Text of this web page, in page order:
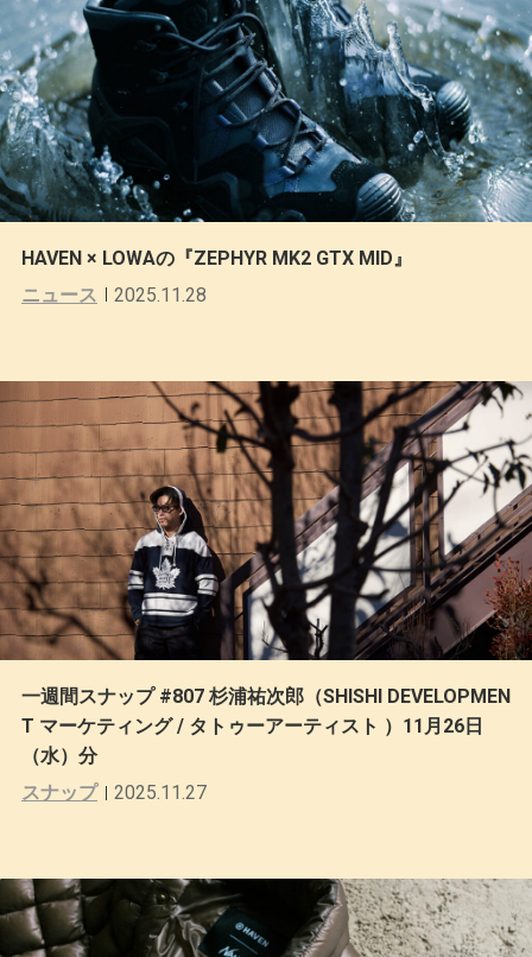
HAVEN × LOWAの『ZEPHYR MK2 GTX MID』
ニュース
2025.11.28
一週間スナップ #807 杉浦祐次郎（SHISHI DEVELOPMEN
T マーケティング / タトゥーアーティスト ）11月26日
（水）分
スナップ
2025.11.27